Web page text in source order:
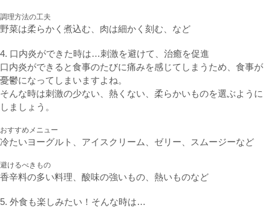
調理方法の工夫
野菜は柔らかく煮込む、肉は細かく刻む、など
4. 口内炎ができた時は…刺激を避けて、治癒を促進
口内炎ができると食事のたびに痛みを感じてしまうため、食事が
憂鬱になってしまいますよね。
そんな時は刺激の少ない、熱くない、柔らかいものを選ぶように
しましょう。
おすすめメニュー
冷たいヨーグルト、アイスクリーム、ゼリー、スムージーなど
避けるべきもの
香辛料の多い料理、酸味の強いもの、熱いものなど
5. 外食も楽しみたい！そんな時は…